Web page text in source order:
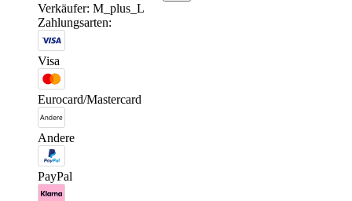
Verkäufer: M_plus_L
Zahlungsarten:
Visa
Eurocard/Mastercard
Andere
PayPal